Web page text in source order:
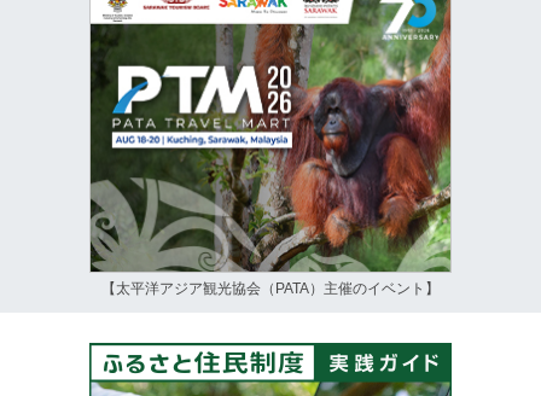
【太平洋アジア観光協会（PATA）主催のイベント】